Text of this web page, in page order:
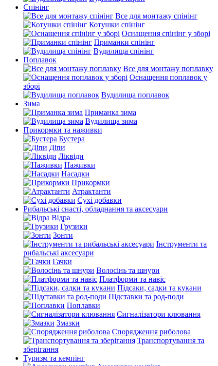
Спінінг
Все для монтажу спінінг
Котушки спінінг
Оснащення спінінг у зборі
Приманки спінінг
Вудилища спінінг
Поплавок
Все для монтажу поплавку
Оснащення поплавок у
зборі
Вудилища поплавок
Зима
Приманка зима
Вудилища зима
Прикормки та наживки
Бустера
Діпи
Ліквіди
Наживки
Насадки
Прикормки
Атрактанти
Сухі добавки
Рибальські снасті, обладнання та аксесуари
Відра
Грузики
Зонти
Інструменти та
рибальські аксесуари
Гачки
Волосінь та шнури
Платформи та навіс
Підсаки, садки та кукани
Підставки та род-поди
Поплавки
Сигналізатори клювання
Змазки
Спорядження риболова
Транспортування та
зберігання
Туризм та кемпінг